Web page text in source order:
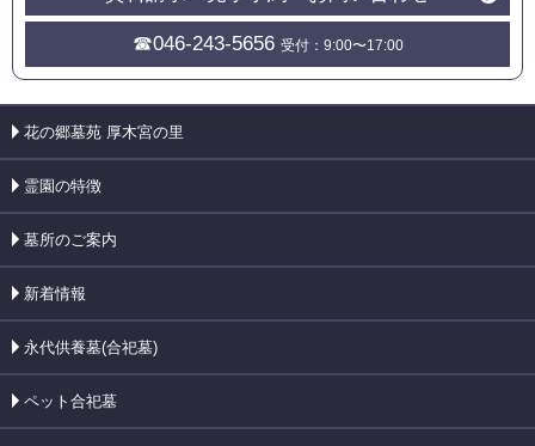
☎046-243-5656 受付：9:00〜17:00
花の郷墓苑 厚木宮の里
霊園の特徴
墓所のご案内
新着情報
永代供養墓(合祀墓)
ペット合祀墓